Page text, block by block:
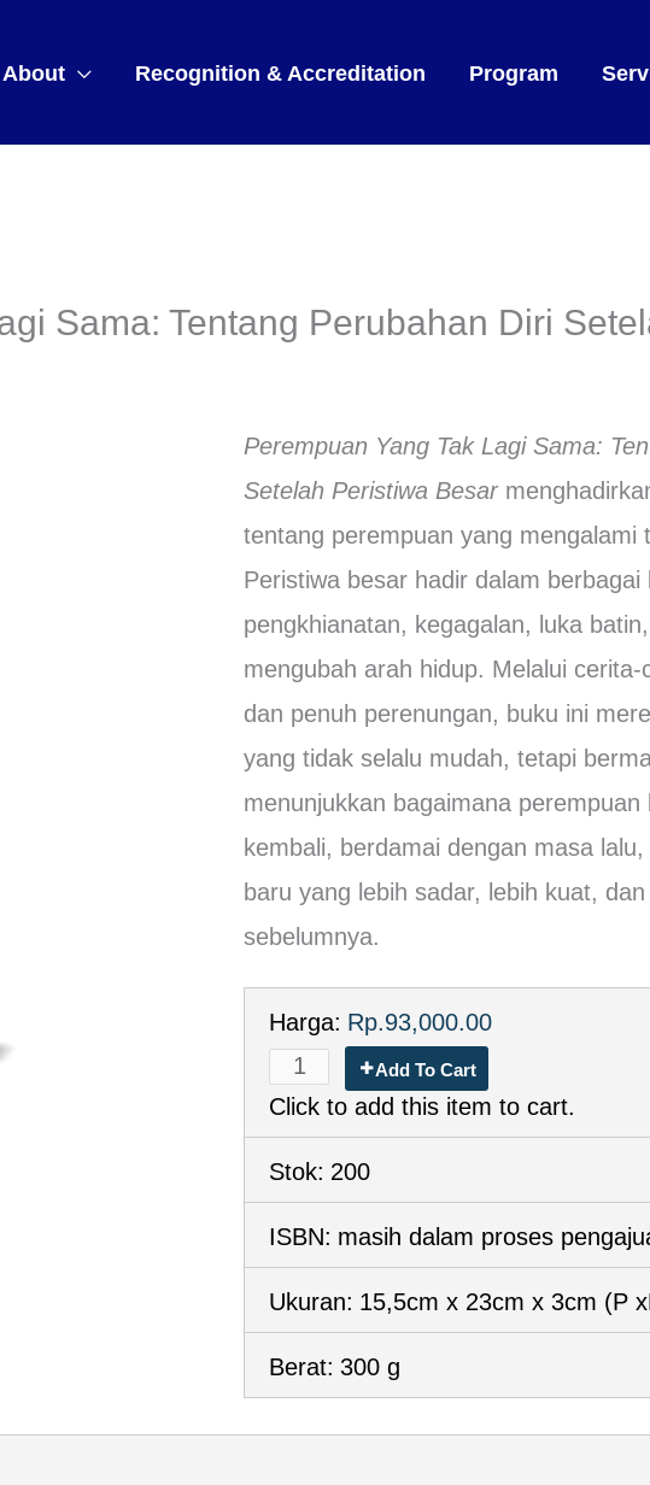
About Recognition & Accreditation Program
Sama: Tentang Perubahan Diri
Perempuan Yang Tak Lagi Sama:
Setelah Peristiwa Besar
tentang perempuan yang mengalami
Peristiwa besar hadir dalam berbagai
pengkhianatan, kegagalan, luka
mengubah arah hidup. Melalui
dan penuh perenungan, buku ini
yang tidak selalu mudah, tetapi
menunjukkan bagaimana
kembali, berdamai dengan masa
baru yang lebih sadar, lebih kuat,
sebelumnya.
Harga: Rp.93,000.00
Add To Cart
Click to add this item to cart.
Stok: 200
ISBN: masih dalam proses
Ukuran: 15,5cm x 23cm x 3cm (P
Berat: 300 g